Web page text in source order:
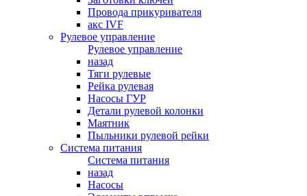
Провода прикуривателя
акс IVF
Рулевое управление
Рулевое управление
назад
Тяги рулевые
Рейка рулевая
Насосы ГУР
Детали рулевой колонки
Маятник
Пыльники рулевой рейки
Система питания
Система питания
назад
Насосы